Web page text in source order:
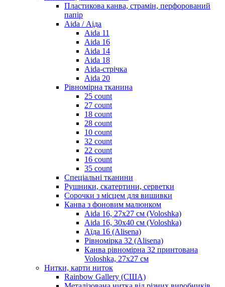
Пластикова канва, страмін, перфорований
папір
Aida / Аіда
Aida 11
Aida 16
Aida 14
Aida 18
Aida-стрічка
Aida 20
Рівномірна тканина
25 count
27 count
18 count
28 count
10 count
32 count
22 count
16 count
35 count
Спеціальні тканини
Рушники, скатертини, серветки
Сорочки з місцем для вишивки
Канва з фоновим малюнком
Aida 16, 27х27 см (Voloshka)
Aida 16, 30х40 см (Voloshka)
Аїда 16 (Alisena)
Рівномірка 32 (Alisena)
Канва рівномірна 32 принтована
Voloshka, 27х27 см
Нитки, карти ниток
Rainbow Gallery (США)